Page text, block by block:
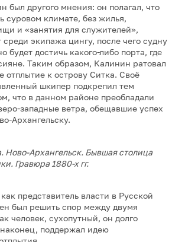
был другого мнения: он полагал, что
суровом климате, без жилья,
и «занятия для служителей»,
среди экипажа цингу, после чего судну
будет достичь какого-либо порта, где
Таким образом, Калинин ратовал
отплытие к острову Ситка. Своё
шкипер подкрепил тем
что в данном районе преобладали
западные ветра, обещавшие успех
Архангельску.
Ново-Архангельск. Бывшая столица
Гравюра 1880-х гг.
представитель власти в Русской
был решить спор между двумя
человек, сухопутный, он долго
поддержал идею